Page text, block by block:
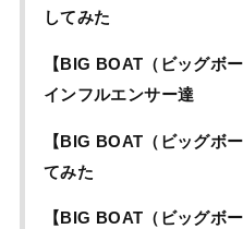
してみた
【BIG BOAT（ビッグボ
インフルエンサー達
【BIG BOAT（ビッグボ
てみた
【BIG BOAT（ビッグボ